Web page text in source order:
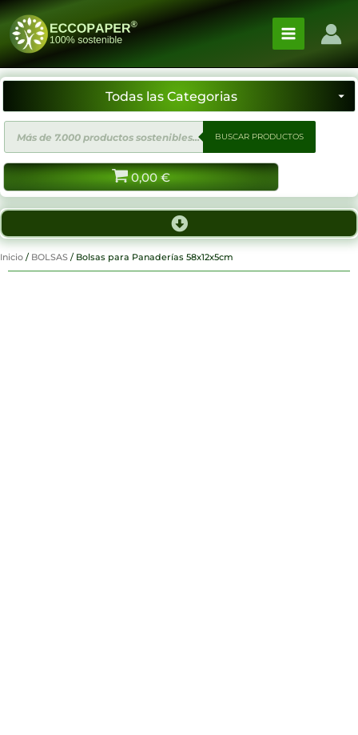
Ir
contenido
de
productos
BUSCAR PRODUCTOS
0,00 €
Inicio / BOLSAS / Bolsas para Panaderías 58x12x5cm